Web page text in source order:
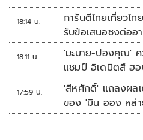
18:14 น.
การันตีไทยเที่ยวไท
รับข้อเสนอชงต่อ
18:11 น.
'มะมาย-ปองคุณ' ค
แชมป์ อิเดมิตสึ ฮ
คัพ สนาม 3
17:59 น.
'สีหศักดิ์' แถลงผลเ
ของ 'มิน ออง หล่
อาเซียน